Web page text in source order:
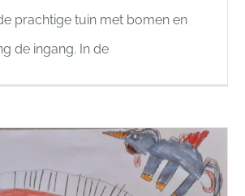
prachtige tuin met bomen en
de ingang. In de